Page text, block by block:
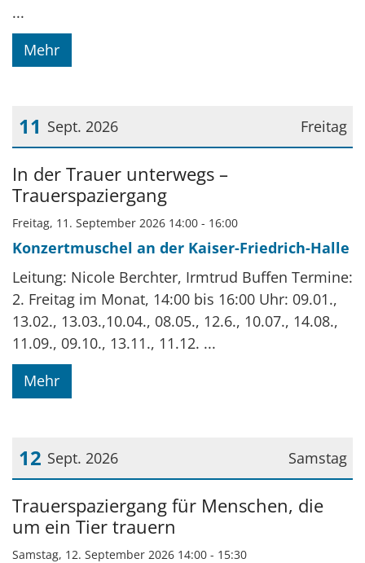
...
Mehr
Freitag
11 Sept. 2026
Datum: 11. September 2026
In der Trauer unterwegs –
Trauerspaziergang
Freitag, 11. September 2026 14:00 - 16:00
Konzertmuschel an der Kaiser-Friedrich-Halle
Leitung: Nicole Berchter, Irmtrud Buffen Termine:
2. Freitag im Monat, 14:00 bis 16:00 Uhr: 09.01.,
13.02., 13.03.,10.04., 08.05., 12.6., 10.07., 14.08.,
11.09., 09.10., 13.11., 11.12. ...
Mehr
Samstag
12 Sept. 2026
Datum: 12. September 2026
Trauerspaziergang für Menschen, die
um ein Tier trauern
Samstag, 12. September 2026 14:00 - 15:30